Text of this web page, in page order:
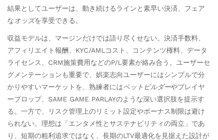
結果としてユーザーは、動き続けるラインと素早い決済、フェア
なオッズを享受できる。
収益モデルは、マージンだけでは語り尽くせない。決済手数料、
アフィリエイト報酬、KYC/AMLコスト、コンテンツ権料、データ
ライセンス、CRM施策費用などのP/L要素が絡み合う。ユーザーセ
グメンテーションも重要で、娯楽志向ユーザーにはシンプルで分
かりやすいマーケットを、熟練者にはベットビルダーやプレイヤ
ープロップ、SAME GAME PARLAYのような深い選択肢を提示す
る。一方で、リスク管理上のリミット設定やボーナス制限は避け
られない。理想は「エンタメ性とサステナビリティの両立」であ
り、短期の粗利追求ではなく、長期のLTV最適化を見据えた設計が